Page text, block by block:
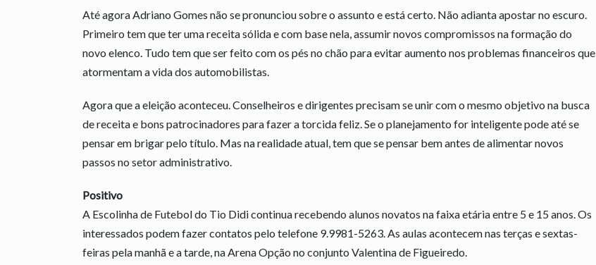
Até agora Adriano Gomes não se pronunciou sobre o assunto e está certo. Não adianta apostar no escuro.
Primeiro tem que ter uma receita sólida e com base nela, assumir novos compromissos na formação do
novo elenco. Tudo tem que ser feito com os pés no chão para evitar aumento nos problemas financeiros que
atormentam a vida dos automobilistas.
Agora que a eleição aconteceu. Conselheiros e dirigentes precisam se unir com o mesmo objetivo na busca
de receita e bons patrocinadores para fazer a torcida feliz. Se o planejamento for inteligente pode até se
pensar em brigar pelo título. Mas na realidade atual, tem que se pensar bem antes de alimentar novos
passos no setor administrativo.
Positivo
A Escolinha de Futebol do Tio Didi continua recebendo alunos novatos na faixa etária entre 5 e 15 anos. Os
interessados podem fazer contatos pelo telefone 9.9981-5263. As aulas acontecem nas terças e sextas-
feiras pela manhã e a tarde, na Arena Opção no conjunto Valentina de Figueiredo.